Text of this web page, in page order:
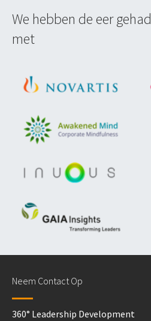
We hebben de eer
met
Neem Contact Op
360° Leadership Development